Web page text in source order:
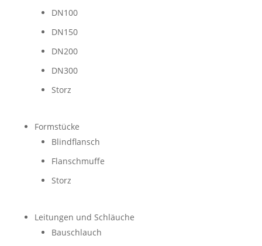
DN100
DN150
DN200
DN300
Storz
Formstücke
Blindflansch
Flanschmuffe
Storz
Leitungen und Schläuche
Bauschlauch